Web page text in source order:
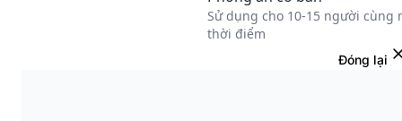
Đóng lại